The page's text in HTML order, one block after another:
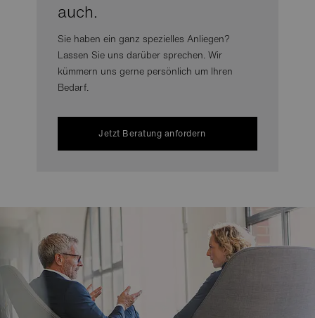
auch.
Sie haben ein ganz spezielles Anliegen?
Lassen Sie uns darüber sprechen. Wir
kümmern uns gerne persönlich um Ihren
Bedarf.
Jetzt Beratung anfordern